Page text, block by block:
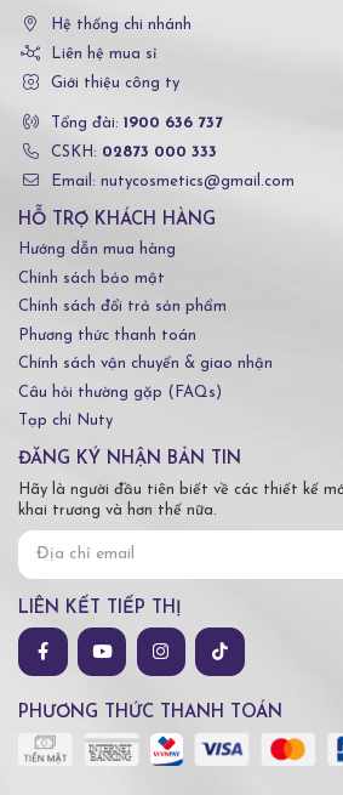
Hệ thống chi nhánh
Liên hệ mua sỉ
Giới thiệu công ty
Tổng đài: 1900 636 737
CSKH: 02873 000 333
Email: nutycosmetics@gmail.com
HỖ TRỢ KHÁCH HÀNG
Hướng dẫn mua hàng
Chính sách bảo mật
Chính sách đổi trả sản phẩm
Phương thức thanh toán
Chính sách vận chuyển & giao nhận
Câu hỏi thường gặp (FAQs)
Tạp chí Nuty
ĐĂNG KÝ NHẬN BẢN TIN
Hãy là người đầu tiên biết về các thiết kế
khai trương và hơn thế nữa.
LIÊN KẾT TIẾP THỊ
PHƯƠNG THỨC THANH TOÁN